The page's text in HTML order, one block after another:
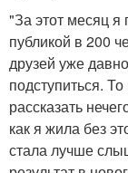
"За этот месяц я
публикой в 200
друзей уже
подступиться.
рассказать
как я жила без
стала лучше